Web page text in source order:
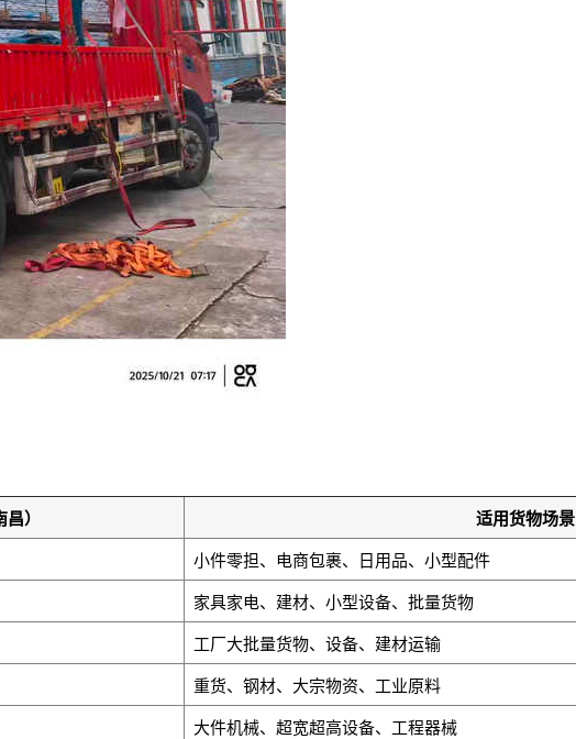
） 适用货物场景
小件零担、电商包裹、日用品、小型配件
家具家电、建材、小型设备、批量货物
工厂大批量货物、设备、建材运输
重货、钢材、大宗物资、工业原料
大件机械、超宽超高设备、工程器械